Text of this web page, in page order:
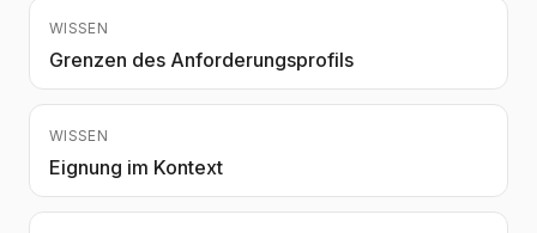
WISSEN
Grenzen des Anforderungsprofils
WISSEN
Eignung im Kontext